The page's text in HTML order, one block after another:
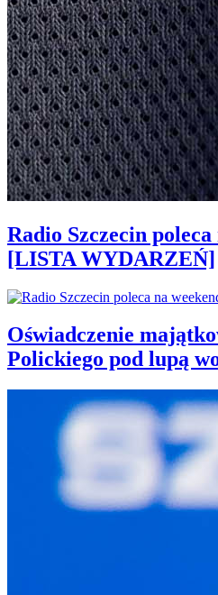
Radio Szczecin poleca
[LISTA WYDARZEŃ]
Oświadczenie
Polickiego pod lupą